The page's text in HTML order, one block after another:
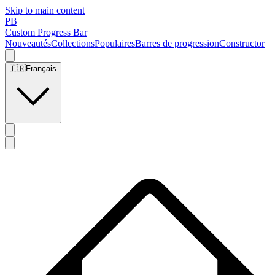
Skip to main content
PB
Custom Progress Bar
NouveautésCollectionsPopulairesBarres de progressionConstructor
🇫🇷Français